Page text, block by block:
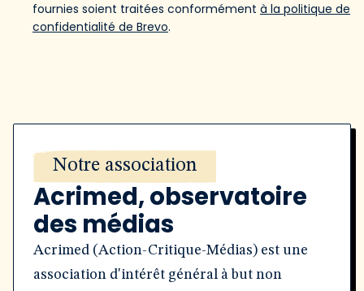
fournies soient traitées conformément à la politique de
confidentialité de Brevo.
Notre association
Acrimed, observatoire
des médias
Acrimed (Action-Critique-Médias) est une
association d'intérêt général à but non